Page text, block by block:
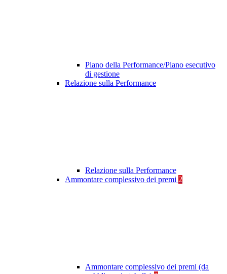
Piano della Performance/Piano esecutivo
di gestione
Relazione sulla Performance
Relazione sulla Performance
Ammontare complessivo dei premi 2
Ammontare complessivo dei premi (da